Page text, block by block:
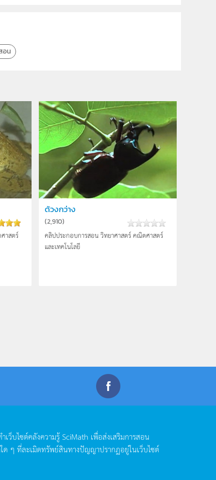
อน
าสตร์
ด้วงกว่าง
(2,910)
คลิปประกอบการสอน วิทยาศาสตร์ คณิตศาสตร์
และเทคโนโลยี
เว็บไซต์คลังความรู้SciMath เพื่อส่งเสริมการสอน
ด ๆ ที่ละเมิดทรัพย์สินทางปัญญาปรากฏอยู่ในเว็บไซต์